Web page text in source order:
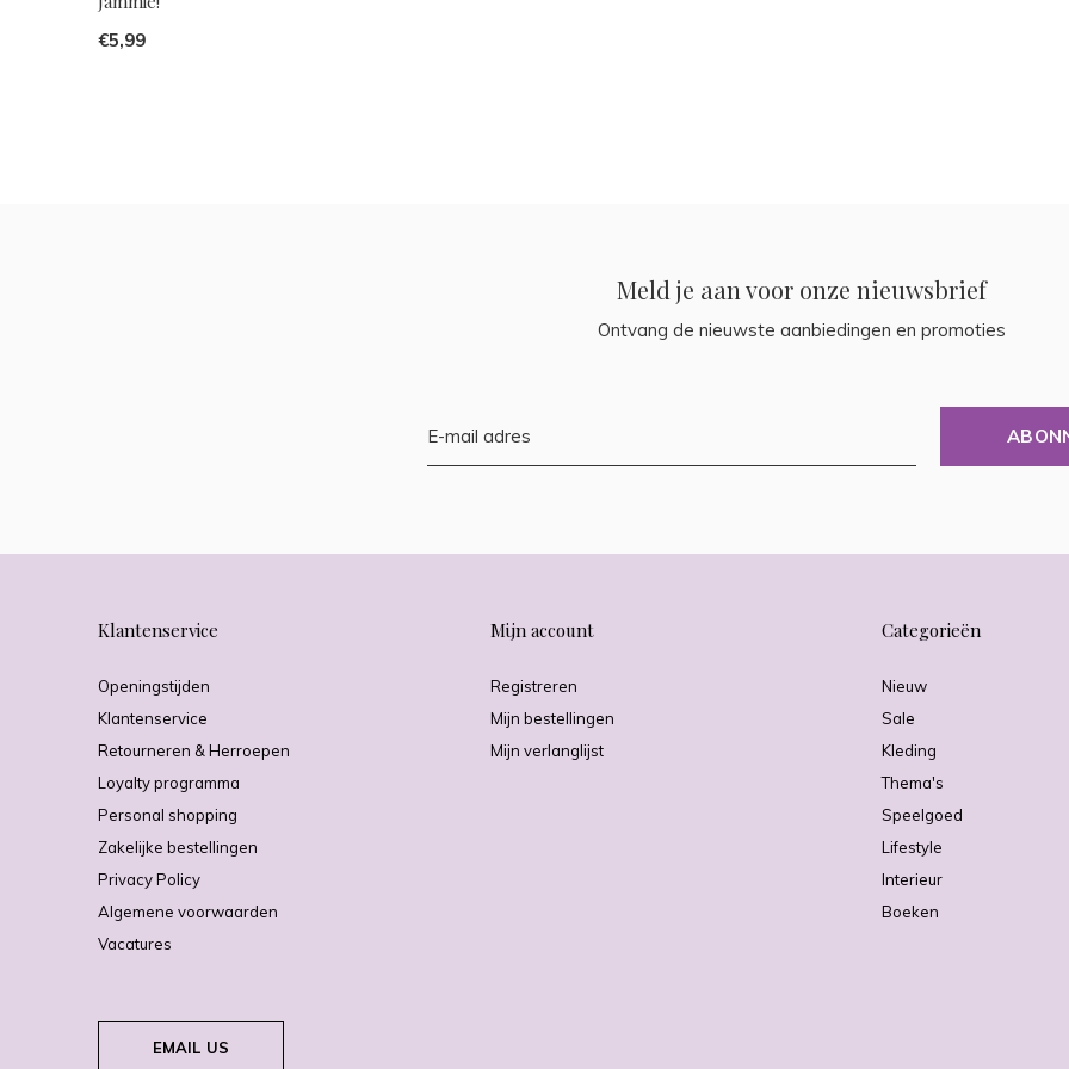
€5,99
Meld je aan voor onze nieuwsbrief
Ontvang de nieuwste aanbiedingen en promoties
Klantenservice
Openingstijden
Klantenservice
Retourneren & Herroepen
Loyalty programma
Personal shopping
Zakelijke bestellingen
Privacy Policy
Algemene voorwaarden
Vacatures
Mijn account
Registreren
Mijn bestellingen
Mijn verlanglijst
Categorieën
Nieuw
Sale
Kleding
Thema's
Speelgoed
Lifestyle
Interieur
Boeken
EMAIL US